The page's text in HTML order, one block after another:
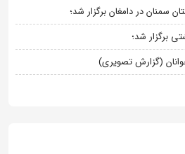
سمنان در دامغان برگزار شد؛
برگزار شد؛
(گزارش تصویری)